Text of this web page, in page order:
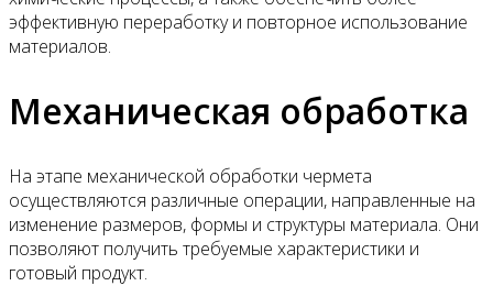
эффективную переработку и повторное использование
материалов.
Механическая обработка
На этапе механической обработки чермета
осуществляются различные операции, направленные на
изменение размеров, формы и структуры материала. Они
позволяют получить требуемые характеристики и
готовый продукт.